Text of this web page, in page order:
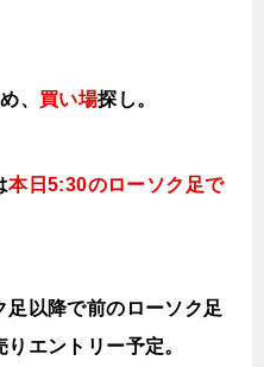
、 買い場探し。
本日5:30のローソク足で
以降で前のローソク足
エントリー予定。